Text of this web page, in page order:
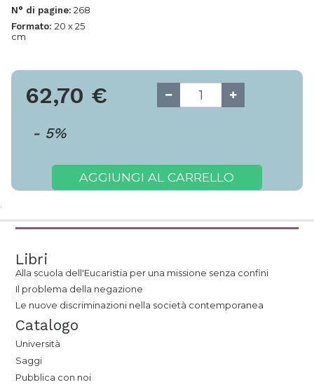
N° di pagine: 268
Formato: 20 x 25
cm
62,70 €
- 5%
AGGIUNGI AL CARRELLO
Libri
Alla scuola dell'Eucaristia per una missione senza confini
Il problema della negazione
Le nuove discriminazioni nella società contemporanea
Catalogo
Università
Saggi
Pubblica con noi